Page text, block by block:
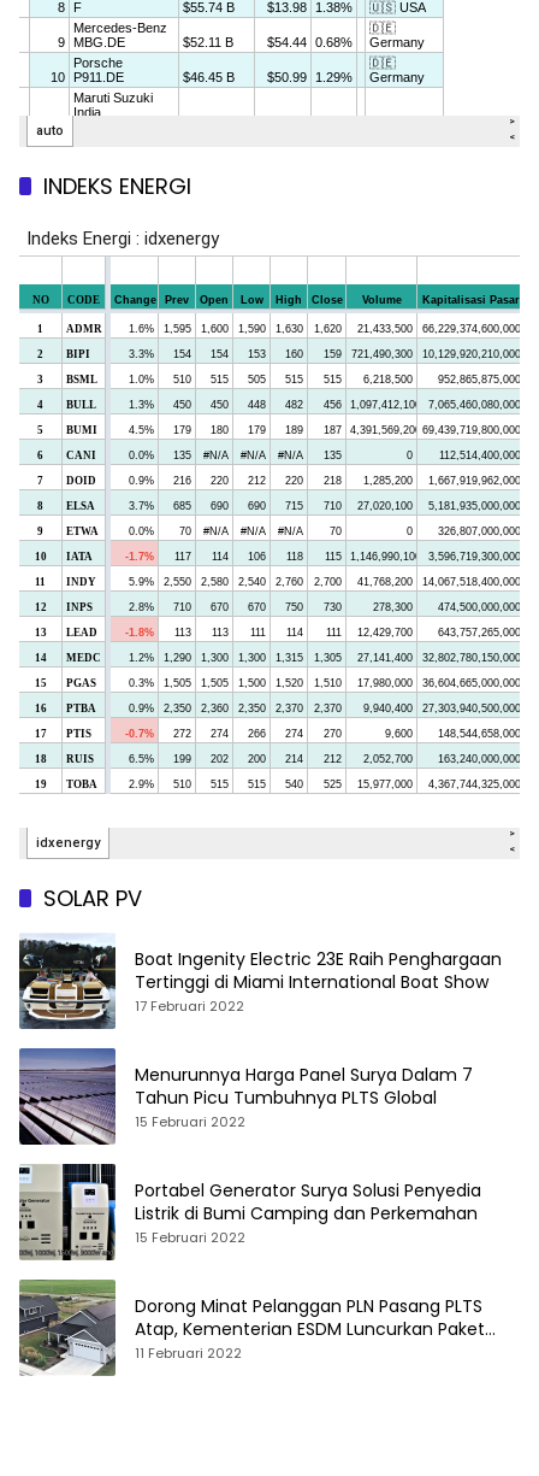
INDEKS ENERGI
SOLAR PV
Boat Ingenity Electric 23E Raih Penghargaan
Tertinggi di Miami International Boat Show
17 Februari 2022
Menurunnya Harga Panel Surya Dalam 7
Tahun Picu Tumbuhnya PLTS Global
15 Februari 2022
Portabel Generator Surya Solusi Penyedia
Listrik di Bumi Camping dan Perkemahan
15 Februari 2022
Dorong Minat Pelanggan PLN Pasang PLTS
Atap, Kementerian ESDM Luncurkan Paket
Hibah SEF
11 Februari 2022